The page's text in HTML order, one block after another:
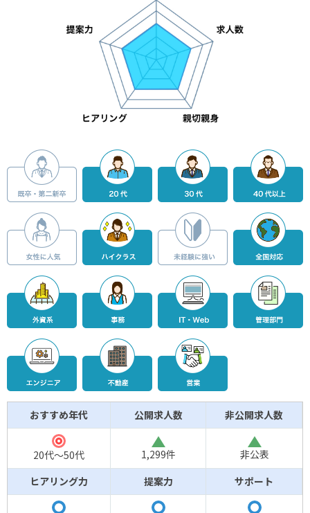
おすすめ年代 公開求人数 非公開求人数
20代～50代
1,299件
非公表
ヒアリング力
提案力 サポート